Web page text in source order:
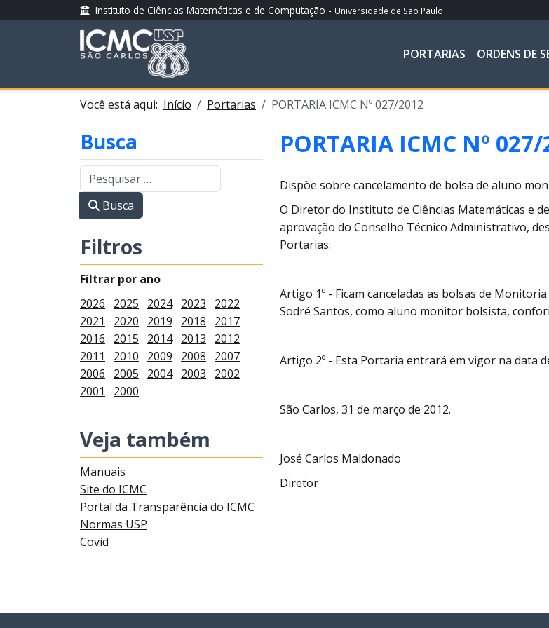
Instituto de Ciências Matemáticas e de Computação - Universidade de São Paulo
PORTARIAS ORDENS DE
Você está aqui: Início Portarias PORTARIA ICMC Nº 027/2012
Busca
Busca
Filtros
Filtrar por ano
2026
2025 2024 2023
2022
2021
2020 2019 2018
2017
2016
2015 2014 2013
2012
2011
2010 2009 2008
2007
2006
2005 2004 2003
2002
2001
2000
Veja também
Manuais
Site do ICMC
Portal da Transparência do ICMC
Normas USP
Covid
PORTARIA ICMC Nº
Dispõe sobre cancelamento de bolsa de aluno
O Diretor do Instituto de Ciências Matemáticas e
aprovação do Conselho Técnico Administrativo,
Portarias:
Artigo 1º - Ficam canceladas as bolsas de
Sodré Santos, como aluno monitor bolsista,
Artigo 2º - Esta Portaria entrará em vigor na data
São Carlos, 31 de março de 2012.
José Carlos Maldonado
Diretor